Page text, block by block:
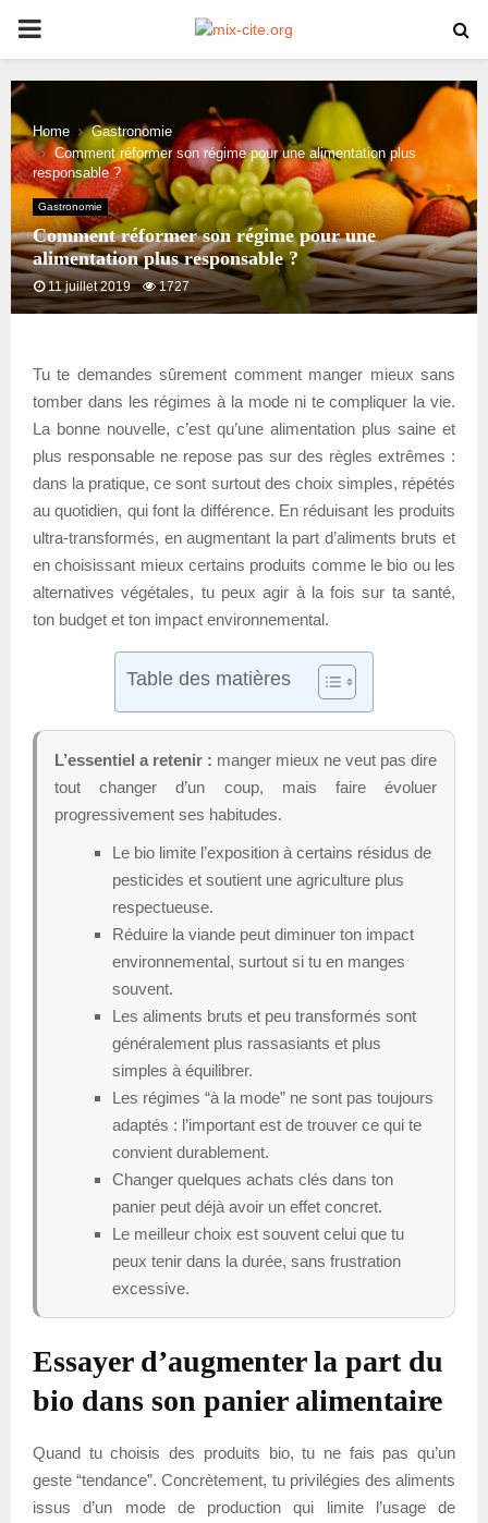
PRIMARY
MENU
Home
Gastronomie
Comment réformer son régime pour une alimentation plus
responsable ?
Gastronomie
Comment réformer son régime pour une
alimentation plus responsable ?
11 juillet 2019 1727
Tu te demandes sûrement comment manger mieux sans
tomber dans les régimes à la mode ni te compliquer la vie.
La bonne nouvelle, c’est qu’une alimentation plus saine et
plus responsable ne repose pas sur des règles extrêmes :
dans la pratique, ce sont surtout des choix simples, répétés
au quotidien, qui font la différence. En réduisant les produits
ultra-transformés, en augmentant la part d’aliments bruts et
en choisissant mieux certains produits comme le bio ou les
alternatives végétales, tu peux agir à la fois sur ta santé,
ton budget et ton impact environnemental.
Table des matières
L’essentiel a retenir : manger mieux ne veut pas dire
tout changer d’un coup, mais faire évoluer
progressivement ses habitudes.
Le bio limite l’exposition à certains résidus de
pesticides et soutient une agriculture plus
respectueuse.
Réduire la viande peut diminuer ton impact
environnemental, surtout si tu en manges
souvent.
Les aliments bruts et peu transformés sont
généralement plus rassasiants et plus
simples à équilibrer.
Les régimes “à la mode” ne sont pas toujours
adaptés : l’important est de trouver ce qui te
convient durablement.
Changer quelques achats clés dans ton
panier peut déjà avoir un effet concret.
Le meilleur choix est souvent celui que tu
peux tenir dans la durée, sans frustration
excessive.
Essayer d’augmenter la part du
bio dans son panier alimentaire
Quand tu choisis des produits bio, tu ne fais pas qu’un
geste “tendance”. Concrètement, tu privilégies des aliments
issus d’un mode de production qui limite l’usage de